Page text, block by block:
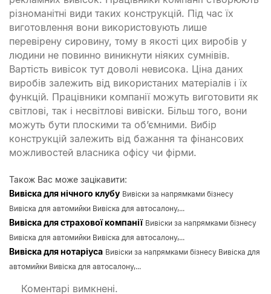
різноманітні види таких конструкцій. Під час їх
виготовлення вони використовують лише
перевірену сировину, тому в якості цих виробів у
людини не повинно виникнути ніяких сумнівів.
Вартість вивісок тут доволі невисока. Ціна даних
виробів залежить від використаних матеріалів і їх
функцій. Працівники компанії можуть виготовити як
світлові, так і несвітлові вивіски. Більш того, вони
можуть бути плоскими та об’ємними. Вибір
конструкцій залежить від бажання та фінансових
можливостей власника офісу чи фірми.
Також Вас може зацікавити:
Вивіска для нічного клубу Вивіски за напрямками бізнесу
Вивіска для автомийки Вивіска для автосалону,...
Вивіска для страхової компанії Вивіски за напрямками бізнесу
Вивіска для автомийки Вивіска для автосалону,...
Вивіска для нотаріуса Вивіски за напрямками бізнесу Вивіска для
автомийки Вивіска для автосалону,...
Коментарі вимкнені.